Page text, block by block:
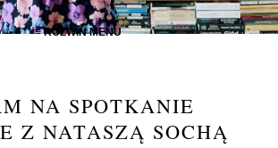
≡ ROZWIŃ MENU
NA SPOTKANIE
Z NATASZĄ SOCHĄ